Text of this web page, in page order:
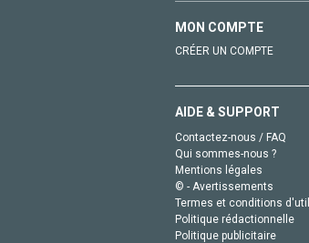
MON COMPTE
CRÉER UN COMPTE
AIDE & SUPPORT
Contactez-nous / FAQ
Qui sommes-nous ?
Mentions légales
© - Avertissements
Termes et conditions
Politique rédactionnelle
Politique publicitaire